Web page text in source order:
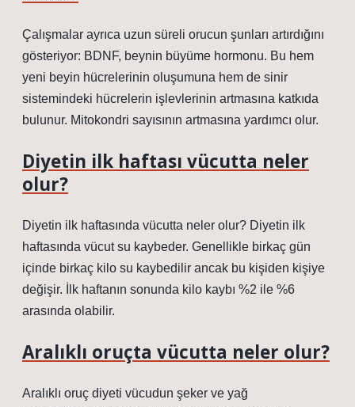
Çalışmalar ayrıca uzun süreli orucun şunları artırdığını
gösteriyor: BDNF, beynin büyüme hormonu. Bu hem
yeni beyin hücrelerinin oluşumuna hem de sinir
sistemindeki hücrelerin işlevlerinin artmasına katkıda
bulunur. Mitokondri sayısının artmasına yardımcı olur.
Diyetin ilk haftası vücutta neler
olur?
Diyetin ilk haftasında vücutta neler olur? Diyetin ilk
haftasında vücut su kaybeder. Genellikle birkaç gün
içinde birkaç kilo su kaybedilir ancak bu kişiden kişiye
değişir. İlk haftanın sonunda kilo kaybı %2 ile %6
arasında olabilir.
Aralıklı oruçta vücutta neler olur?
Aralıklı oruç diyeti vücudun şeker ve yağ